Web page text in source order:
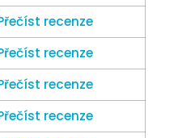
recenze
recenze
recenze
recenze